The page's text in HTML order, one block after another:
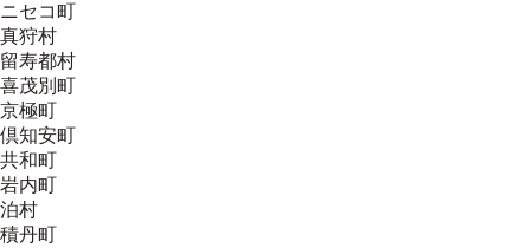
ニセコ町
真狩村
留寿都村
喜茂別町
京極町
倶知安町
共和町
岩内町
泊村
積丹町